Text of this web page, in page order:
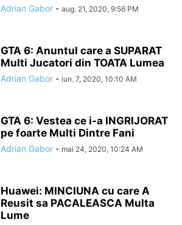
Adrian Gabor - aug. 21, 2020, 9:56 PM
GTA 6: Anuntul care a SUPARAT
Multi Jucatori din TOATA Lumea
Adrian Gabor - iun. 7, 2020, 10:10 AM
GTA 6: Vestea ce i-a INGRIJORAT
pe foarte Multi Dintre Fani
Adrian Gabor - mai 24, 2020, 10:24 AM
Huawei: MINCIUNA cu care A
Reusit sa PACALEASCA Multa
Lume